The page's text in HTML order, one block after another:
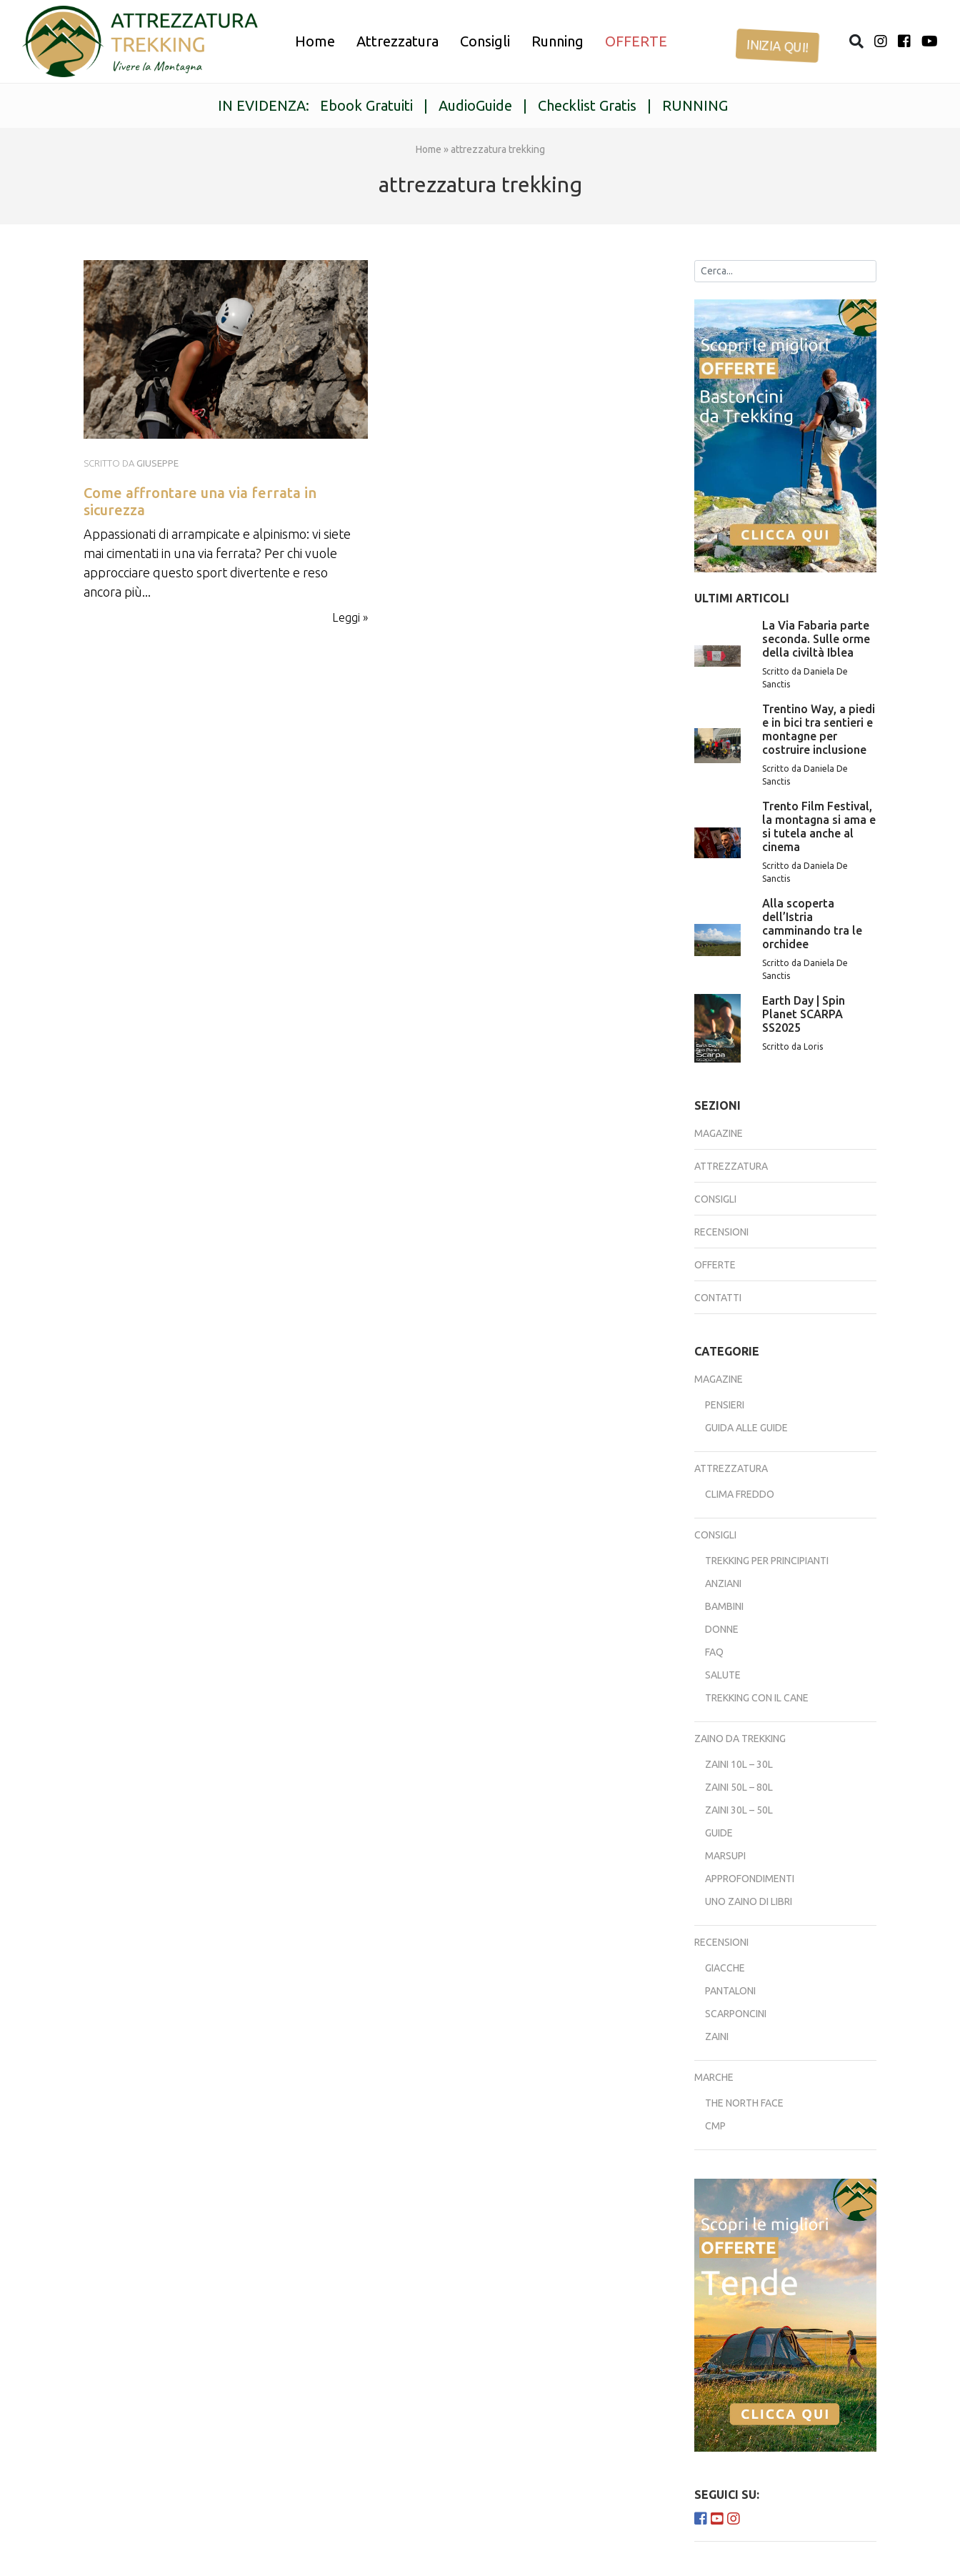
Home Attrezzatura Consigli Running OFFERTE INIZIA QUI!
IN EVIDENZA: Ebook Gratuiti AudioGuide Checklist Gratis RUNNING
Home » attrezzatura trekking
attrezzatura trekking
SCRITTO DA GIUSEPPE
Come affrontare una via ferrata in
sicurezza
Appassionati di arrampicate e alpinismo: vi siete
mai cimentati in una via ferrata? Per chi vuole
approcciare questo sport divertente e reso
ancora più...
Leggi »
ULTIMI ARTICOLI
La Via Fabaria parte
seconda. Sulle orme
della civiltà Iblea
Scritto da Daniela De
Sanctis
Trentino Way, a piedi
e in bici tra sentieri e
montagne per
costruire inclusione
Scritto da Daniela De
Sanctis
Trento Film Festival,
la montagna si ama e
si tutela anche al
cinema
Scritto da Daniela De
Sanctis
Alla scoperta
dell’Istria
camminando tra le
orchidee
Scritto da Daniela De
Sanctis
Earth Day | Spin
Planet SCARPA
SS2025
Scritto da Loris
SEZIONI
MAGAZINE
ATTREZZATURA
CONSIGLI
RECENSIONI
OFFERTE
CONTATTI
CATEGORIE
MAGAZINE
PENSIERI
GUIDA ALLE GUIDE
ATTREZZATURA
CLIMA FREDDO
CONSIGLI
TREKKING PER PRINCIPIANTI
ANZIANI
BAMBINI
DONNE
FAQ
SALUTE
TREKKING CON IL CANE
ZAINO DA TREKKING
ZAINI 10L – 30L
ZAINI 50L – 80L
ZAINI 30L – 50L
GUIDE
MARSUPI
APPROFONDIMENTI
UNO ZAINO DI LIBRI
RECENSIONI
GIACCHE
PANTALONI
SCARPONCINI
ZAINI
MARCHE
THE NORTH FACE
CMP
SEGUICI SU: